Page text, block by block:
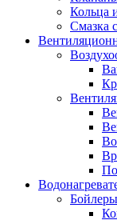
Кольца
Смазка
Бойлеры